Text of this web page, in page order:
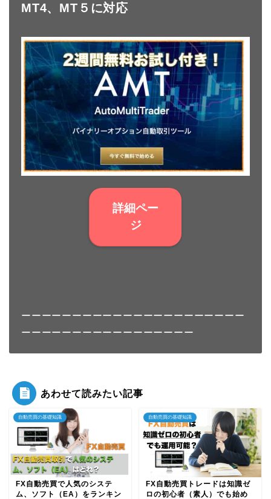
MT4、MT５に対応
詳細ペー
ジ
ーーーーーーーーーーーーーーーーーーーーーー
ーーーーーーーーーーーーーーーーー
あわせて読みたい記事
自動売買の基礎知識
FX自動売買で人気のシステ
ム、ソフト（EA）をランキン
自動売買の基礎知識
FX自動売買トレードは知識ゼ
ロの初心者（素人）でも始め